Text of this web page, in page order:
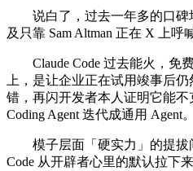
说白了，过去一年多的口碑堆
及只靠 Sam Altman 正在 X 上呼
Claude Code 过去能火，免费
上，是让企业正在试用竣事后
错，再闪开发者本人证明它能不
Coding Agent 迭代成通用 Agent
模子层面「硬实力」的提拔间
Code 从开辟者心里的默认拉下